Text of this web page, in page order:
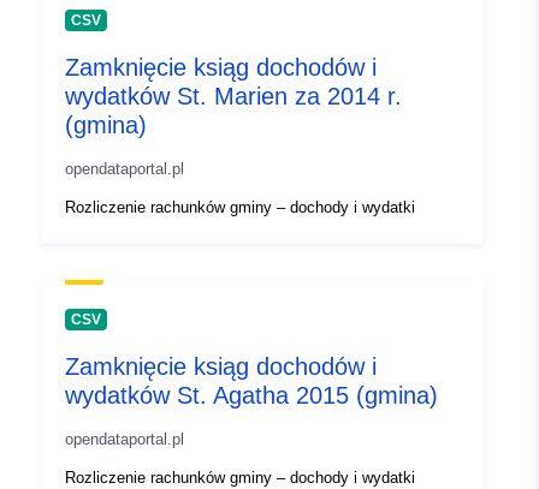
CSV
Zamknięcie ksiąg dochodów i
wydatków St. Marien za 2014 r.
(gmina)
opendataportal.pl
Rozliczenie rachunków gminy – dochody i wydatki
CSV
Zamknięcie ksiąg dochodów i
wydatków St. Agatha 2015 (gmina)
opendataportal.pl
Rozliczenie rachunków gminy – dochody i wydatki